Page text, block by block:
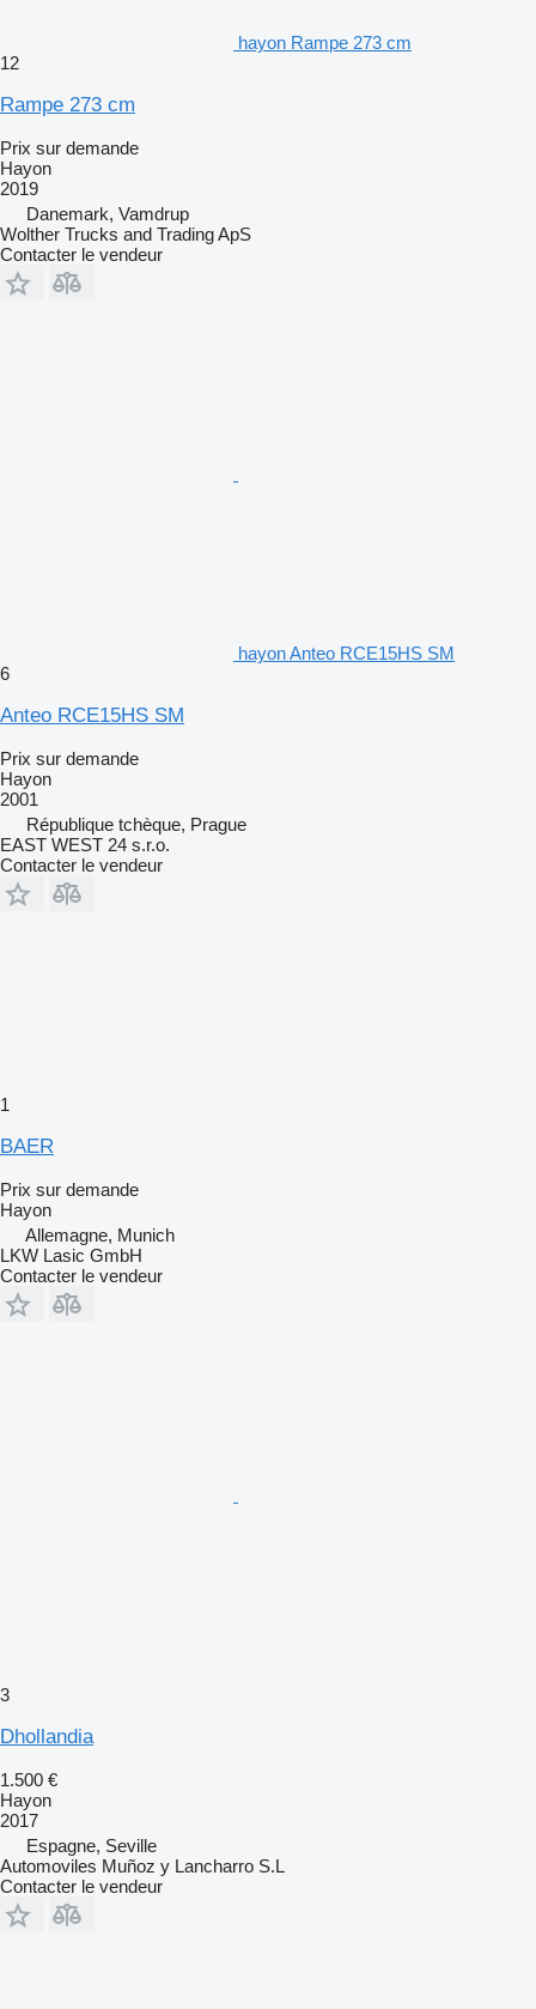
hayon Rampe 273 cm
12
Rampe 273 cm
Prix sur demande
Hayon
2019
Danemark, Vamdrup
Wolther Trucks and Trading ApS
Contacter le vendeur
hayon Anteo RCE15HS SM
6
Anteo RCE15HS SM
Prix sur demande
Hayon
2001
République tchèque, Prague
EAST WEST 24 s.r.o.
Contacter le vendeur
1
BAER
Prix sur demande
Hayon
Allemagne, Munich
LKW Lasic GmbH
Contacter le vendeur
3
Dhollandia
1.500 €
Hayon
2017
Espagne, Seville
Automoviles Muñoz y Lancharro S.L
Contacter le vendeur